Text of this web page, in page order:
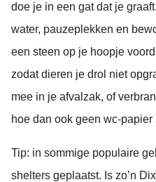
doe je in een gat dat je
water, pauzeplekken en
een steen op je hoopje
zodat dieren je drol niet
mee in je afvalzak, of
hoe dan ook geen wc-papier
Tip: in sommige populaire
shelters geplaatst. Is zo’n